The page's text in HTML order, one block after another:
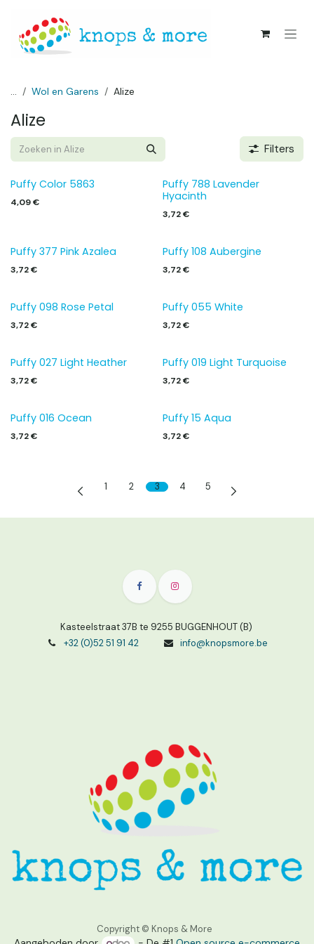
... Wol en Garens Alize
Alize
Filters
Puffy Color 5863
4,09€
Puffy 788 Lavender
Hyacinth
3,72€
Puffy 377 Pink Azalea
3,72€
Puffy 108 Aubergine
3,72€
Puffy 098 Rose Petal
3,72€
Puffy 055 White
3,72€
Puffy 027 Light Heather
3,72€
Puffy 019 Light Turquoise
3,72€
Puffy 016 Ocean
3,72€
Puffy 15 Aqua
3,72€
1 2 3 4 5
Kasteelstraat 37B te 9255 BUGGENHOUT (B)
+32 (0)52 51 91 42
info@knopsmore.be
Copyright © Knops & More